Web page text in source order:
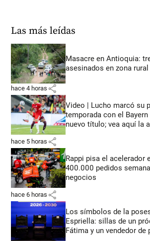
Las más leídas
Masacre en Antioquia:
asesinados en zona rural
hace 4 horas share
Video | Lucho marcó su
temporada con el
nuevo título; vea aquí la
hace 5 horas share
Rappi pisa el acelerador
400.000 pedidos
negocios
hace 6 horas share
Los símbolos de la
Espriella: sillas de un
Fátima y un vendedor de